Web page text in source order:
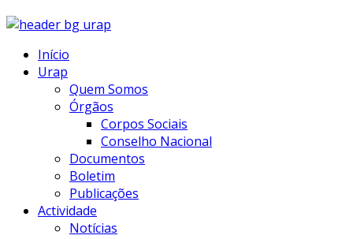
Início
Urap
Quem Somos
Órgãos
Corpos Sociais
Conselho Nacional
Documentos
Boletim
Publicações
Actividade
Notícias